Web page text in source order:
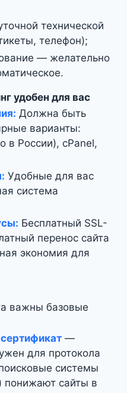
технической
телефон);
— желательно
удобен для вас
Должна быть
варианты:
в России), cPanel,
Удобные для вас
система
Бесплатный SSL-
перенос сайта
экономия для
важны базовые
—
для протокола
системы
понижают сайты в